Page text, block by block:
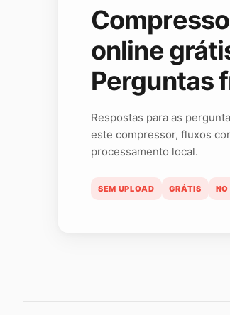
online
Perguntas
Respostas para as
este compressor, fluxos
processamento local.
SEM UPLOAD GRÁTIS